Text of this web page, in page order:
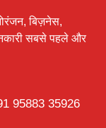
बिज़नेस,
सबसे पहले और
95883 35926